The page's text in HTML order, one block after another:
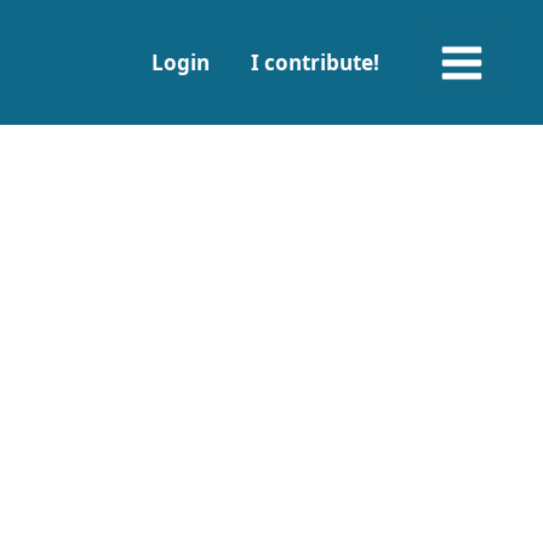
Login I contribute!
Menu